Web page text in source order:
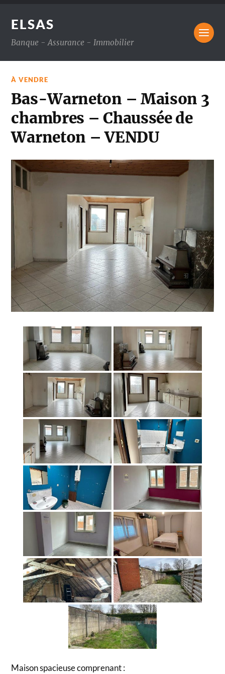
ELSAS
Banque - Assurance - Immobilier
À VENDRE
Bas-Warneton – Maison 3
chambres – Chaussée de
Warneton – VENDU
Maison spacieuse comprenant :